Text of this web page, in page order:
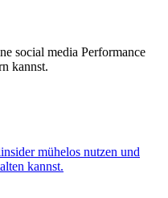
social media Performance
kannst.
mühelos nutzen und
kannst.